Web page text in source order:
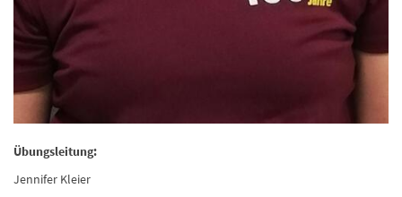
Übungsleitung:
Jennifer Kleier